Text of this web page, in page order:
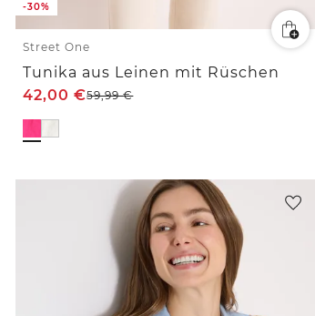
-30%
Street One
Tunika aus Leinen mit Rüschen
42,00€59,99€